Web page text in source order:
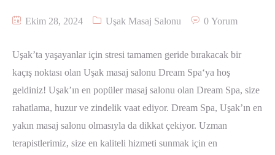
Ekim 28, 2024 Uşak Masaj Salonu 0 Yorum
Uşak’ta yaşayanlar için stresi tamamen geride bırakacak bir
kaçış noktası olan Uşak masaj salonu Dream Spa‘ya hoş
geldiniz! Uşak’ın en popüler masaj salonu olan Dream Spa, size
rahatlama, huzur ve zindelik vaat ediyor. Dream Spa, Uşak’ın en
yakın masaj salonu olmasıyla da dikkat çekiyor. Uzman
terapistlerimiz, size en kaliteli hizmeti sunmak için en